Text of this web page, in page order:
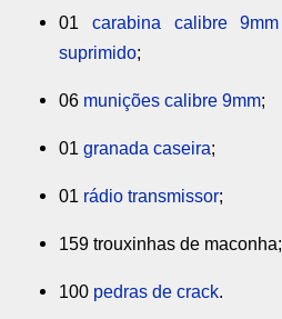
01carabina calibre 9mm
suprimido;
06 munições calibre 9mm;
01granada caseira;
01 rádio transmissor;
159 trouxinhas de maconha;
100 pedras de crack.